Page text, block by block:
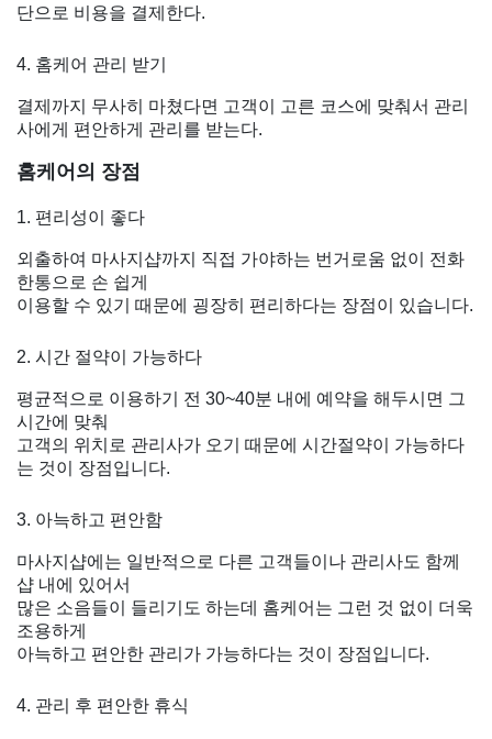
단으로 비용을 결제한다.
4. 홈케어 관리 받기
결제까지 무사히 마쳤다면 고객이 고른 코스에 맞춰서 관리
사에게 편안하게 관리를 받는다.
홈케어의 장점
1. 편리성이 좋다
외출하여 마사지샵까지 직접 가야하는 번거로움 없이 전화
한통으로 손 쉽게
이용할 수 있기 때문에 굉장히 편리하다는 장점이 있습니다.
2. 시간 절약이 가능하다
평균적으로 이용하기 전 30~40분 내에 예약을 해두시면 그
시간에 맞춰
고객의 위치로 관리사가 오기 때문에 시간절약이 가능하다
는 것이 장점입니다.
3. 아늑하고 편안함
마사지샵에는 일반적으로 다른 고객들이나 관리사도 함께
샵 내에 있어서
많은 소음들이 들리기도 하는데 홈케어는 그런 것 없이 더욱
조용하게
아늑하고 편안한 관리가 가능하다는 것이 장점입니다.
4. 관리 후 편안한 휴식